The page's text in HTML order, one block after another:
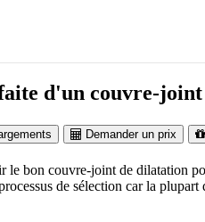
d'un couvre-
Demander un prix
le bon couvre-joint de dilatation
de sélection car la